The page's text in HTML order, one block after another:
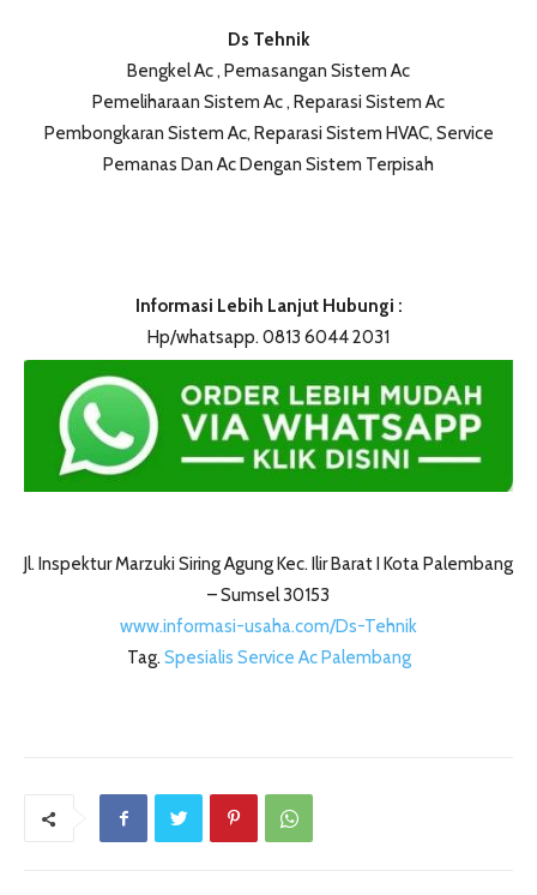
Ds Tehnik
Bengkel Ac , Pemasangan Sistem Ac
Pemeliharaan Sistem Ac , Reparasi Sistem Ac
Pembongkaran Sistem Ac, Reparasi Sistem HVAC, Service
Pemanas Dan Ac Dengan Sistem Terpisah
Informasi Lebih Lanjut Hubungi :
Hp/whatsapp. 0813 6044 2031
Jl. Inspektur Marzuki Siring Agung Kec. Ilir Barat I Kota Palembang
– Sumsel 30153
www.informasi-usaha.com/Ds-Tehnik
Tag. Spesialis Service Ac Palembang